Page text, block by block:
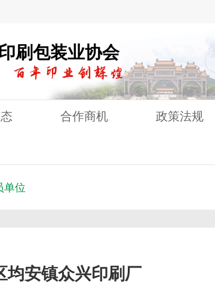
刷包装业协会
合作商机 政策法规
单位
均安镇众兴印刷厂